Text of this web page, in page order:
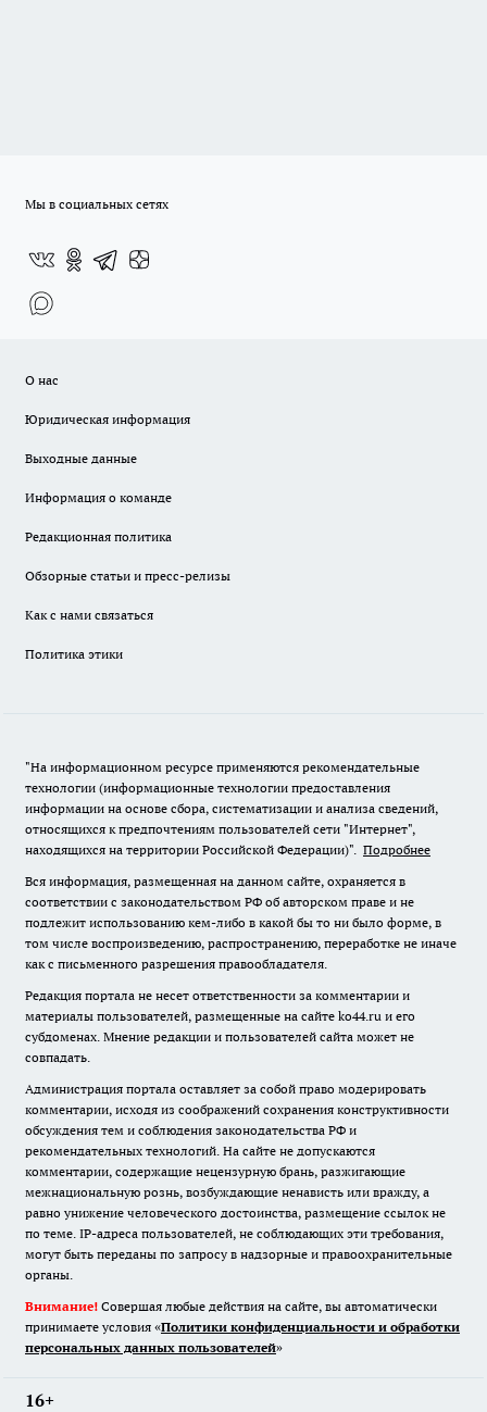
Мы в социальных сетях
О нас
Юридическая информация
Выходные данные
Информация о команде
Редакционная политика
Обзорные статьи и пресс-релизы
Как с нами связаться
Политика этики
"На информационном ресурсе применяются рекомендательные
технологии (информационные технологии предоставления
информации на основе сбора, систематизации и анализа сведений,
относящихся к предпочтениям пользователей сети "Интернет",
находящихся на территории Российской Федерации)". Подробнее
Вся информация, размещенная на данном сайте, охраняется в
соответствии с законодательством РФ об авторском праве и не
подлежит использованию кем-либо в какой бы то ни было форме, в
том числе воспроизведению, распространению, переработке не иначе
как с письменного разрешения правообладателя.
Редакция портала не несет ответственности за комментарии и
материалы пользователей, размещенные на сайте ko44.ru и его
субдоменах. Мнение редакции и пользователей сайта может не
совпадать.
Администрация портала оставляет за собой право модерировать
комментарии, исходя из соображений сохранения конструктивности
обсуждения тем и соблюдения законодательства РФ и
рекомендательных технологий. На сайте не допускаются
комментарии, содержащие нецензурную брань, разжигающие
межнациональную рознь, возбуждающие ненависть или вражду, а
равно унижение человеческого достоинства, размещение ссылок не
по теме. IP-адреса пользователей, не соблюдающих эти требования,
могут быть переданы по запросу в надзорные и правоохранительные
органы.
Внимание! Совершая любые действия на сайте, вы автоматически
принимаете условия «Политики конфиденциальности и обработки
персональных данных пользователей»
16+